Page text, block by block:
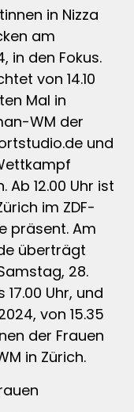
in Nizza
am
in den Fokus.
von 14.10
Mal in
WM der
und
Ab 12.00 Uhr ist
im ZDF-
präsent. Am
überträgt
28.
Uhr, und
von 15.35
der Frauen
in Zürich.